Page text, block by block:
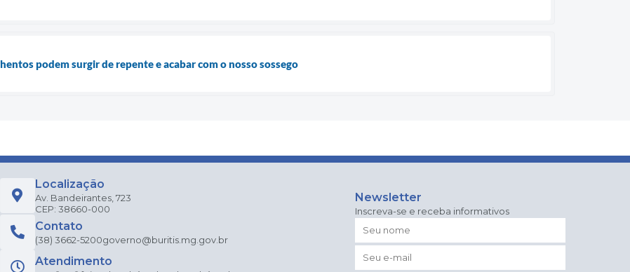
podem surgir de repente e acabar com o nosso sossego
Localização
Av. Bandeirantes, 723
CEP: 38660-000
Contato
(38) 3662-5200governo@buritis.mg.gov.br
Atendimento
Newsletter
Inscreva-se e receba informativos